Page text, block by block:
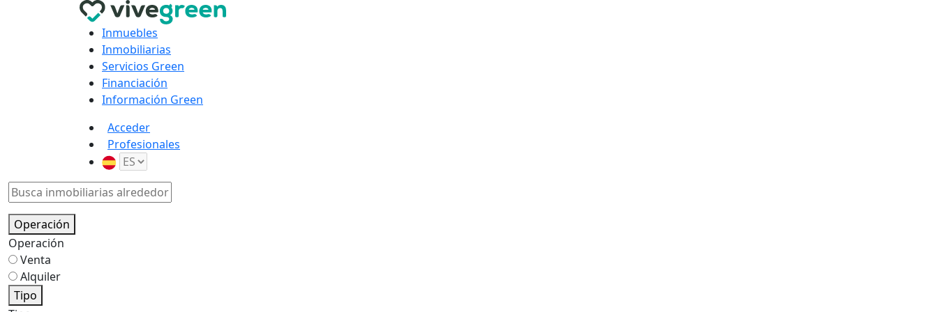
Inmuebles
Inmobiliarias
Servicios Green
Financiación
Información Green
Acceder
Profesionales
Operación
Operación
Venta
Alquiler
Tipo